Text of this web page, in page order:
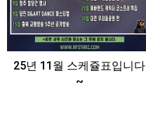
25년 11월 스케쥴표입니다
~